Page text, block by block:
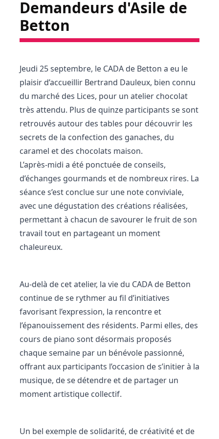
Demandeurs d'Asile de
Betton
Jeudi 25 septembre, le CADA de Betton a eu le
plaisir d’accueillir Bertrand Dauleux, bien connu
du marché des Lices, pour un atelier chocolat
très attendu. Plus de quinze participants se sont
retrouvés autour des tables pour découvrir les
secrets de la confection des ganaches, du
caramel et des chocolats maison.
L’après-midi a été ponctuée de conseils,
d’échanges gourmands et de nombreux rires. La
séance s’est conclue sur une note conviviale,
avec une dégustation des créations réalisées,
permettant à chacun de savourer le fruit de son
travail tout en partageant un moment
chaleureux.
Au-delà de cet atelier, la vie du CADA de Betton
continue de se rythmer au fil d’initiatives
favorisant l’expression, la rencontre et
l’épanouissement des résidents. Parmi elles, des
cours de piano sont désormais proposés
chaque semaine par un bénévole passionné,
offrant aux participants l’occasion de s’initier à la
musique, de se détendre et de partager un
moment artistique collectif.
Un bel exemple de solidarité, de créativité et de